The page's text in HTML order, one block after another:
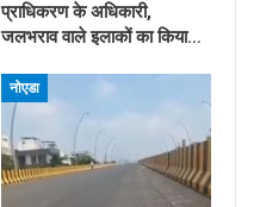
प्राधिकरण के अधिकारी,
जलभराव वाले इलाकों का किया…
नोएडा